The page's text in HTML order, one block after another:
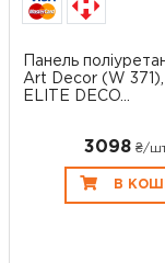
Панель
Art Decor (W 371),
ELITE DECO...
3098 ₴/
В